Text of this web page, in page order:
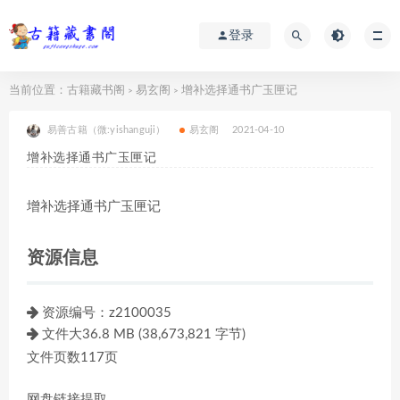
登录
当前位置： 古籍藏书阁 > 易玄阁 > 增补选择通书广玉匣记
易善古籍（微:yishanguji） 易玄阁 2021-04-10
增补选择通书广玉匣记
增补选择通书广玉匣记
资源信息
资源编号： z2100035
文件大36.8 MB (38,673,821 字节)
文件页数117页